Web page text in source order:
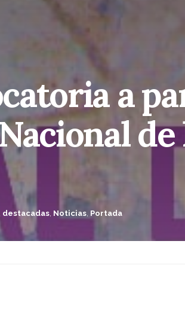
a
destacadas, Noticias, Portada